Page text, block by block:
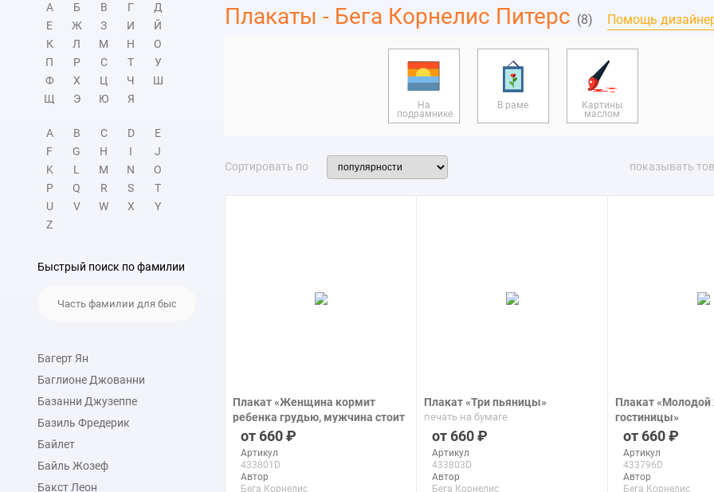
А Б В Г
Д
Е
Ж З И
Й
К
Л М Н
О
П
Р С Т
У
Ф
Х Ц Ч
Ш
Щ
Э Ю Я
A B C D
E
F
G H I
J
K
L M N
O
P
Q R S
T
U
V W X
Y
Z
Быстрый поиск по фамилии
Багерт Ян
Баглионе Джованни
Базанни Джузеппе
Базиль Фредерик
Байлет
Байль Жозеф
Бакст Леон
Плакаты - Бега Корнелис Питерс (8) Помощь
На
подрамнике
В раме Картины
маслом
Сортировать по показывать
Плакат «Женщина кормит
ребенка грудью, мужчина стоит
за ней»
печать на бумаге
660
Артикул
433801D
Автор
Бега Корнелис
Плакат «Три пьяницы»
печать на бумаге
660
Артикул
433803D
Автор
Бега Корнелис
Плакат «Молодой
гостиницы»
печать на бумаге
660
Артикул
433796D
Автор
Бега Корнелис